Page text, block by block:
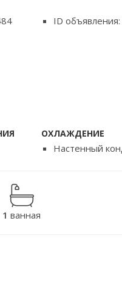
ID
ОХЛАЖДЕНИЕ
Настенный
1 ванная